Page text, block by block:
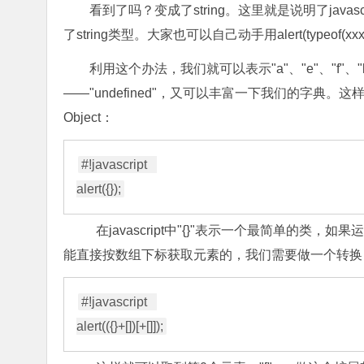
看到了吗？变成了string。这里就是说明了
了string类型。大家也可以自己动手用
利用这个办法，我们就可以表示"a"、"e"、"f"
——"undefined"，又可以丰富一下我们的字典。这
Object：
#!javascript
在javascript中"{}"表示一个最简单的类，如果
能直接按数组下标获取元素的，我们需要做一个转换
#!javascript